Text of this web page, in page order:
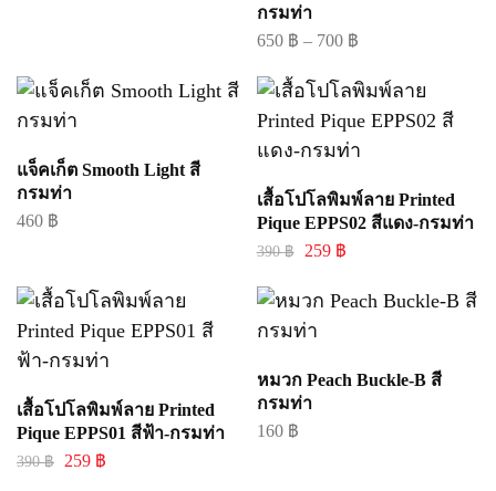
กรมท่า
650 ฿ – 700 ฿
แจ็คเก็ต Smooth Light สี
กรมท่า
460 ฿
เสื้อโปโลพิมพ์ลาย Printed
Pique EPPS02 สีแดง-กรมท่า
390฿ 259 ฿
เสื้อโปโลพิมพ์ลาย Printed
Pique EPPS01 สีฟ้า-กรมท่า
390฿ 259 ฿
หมวก Peach Buckle-B สี
กรมท่า
160 ฿